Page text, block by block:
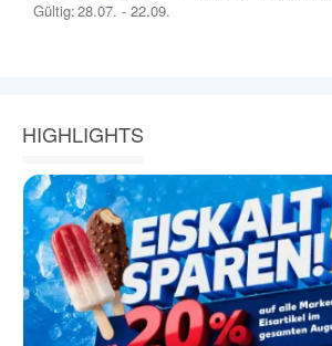
Gültig:28.07. - 22.09.
HIGHLIGHTS